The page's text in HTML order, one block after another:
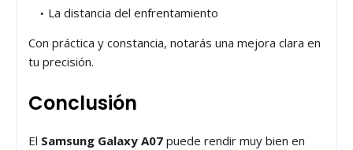
La distancia del enfrentamiento
Con práctica y constancia, notarás una mejora clara en
tu precisión.
Conclusión
El Samsung Galaxy A07 puede rendir muy bien en